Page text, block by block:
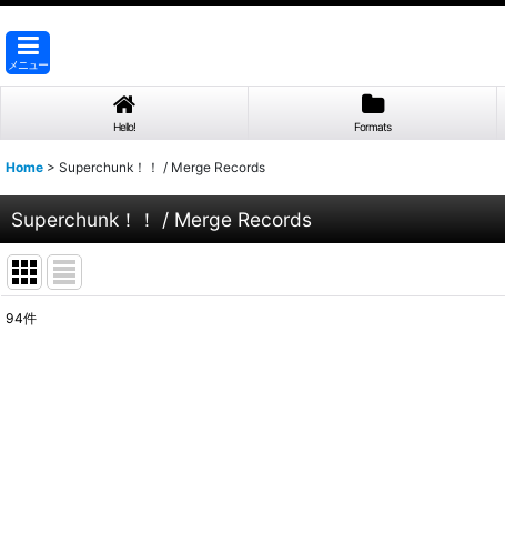
メニュー
Hello! Formats
Home > Superchunk！！ / Merge Records
Superchunk！！ / Merge Records
94件